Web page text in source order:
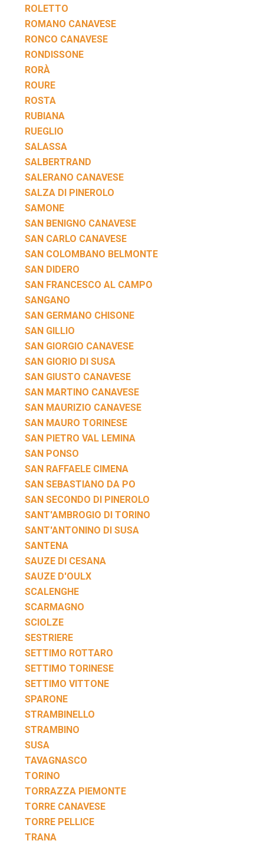
ROLETTO
ROMANO CANAVESE
RONCO CANAVESE
RONDISSONE
RORÀ
ROURE
ROSTA
RUBIANA
RUEGLIO
SALASSA
SALBERTRAND
SALERANO CANAVESE
SALZA DI PINEROLO
SAMONE
SAN BENIGNO CANAVESE
SAN CARLO CANAVESE
SAN COLOMBANO BELMONTE
SAN DIDERO
SAN FRANCESCO AL CAMPO
SANGANO
SAN GERMANO CHISONE
SAN GILLIO
SAN GIORGIO CANAVESE
SAN GIORIO DI SUSA
SAN GIUSTO CANAVESE
SAN MARTINO CANAVESE
SAN MAURIZIO CANAVESE
SAN MAURO TORINESE
SAN PIETRO VAL LEMINA
SAN PONSO
SAN RAFFAELE CIMENA
SAN SEBASTIANO DA PO
SAN SECONDO DI PINEROLO
SANT'AMBROGIO DI TORINO
SANT'ANTONINO DI SUSA
SANTENA
SAUZE DI CESANA
SAUZE D'OULX
SCALENGHE
SCARMAGNO
SCIOLZE
SESTRIERE
SETTIMO ROTTARO
SETTIMO TORINESE
SETTIMO VITTONE
SPARONE
STRAMBINELLO
STRAMBINO
SUSA
TAVAGNASCO
TORINO
TORRAZZA PIEMONTE
TORRE CANAVESE
TORRE PELLICE
TRANA